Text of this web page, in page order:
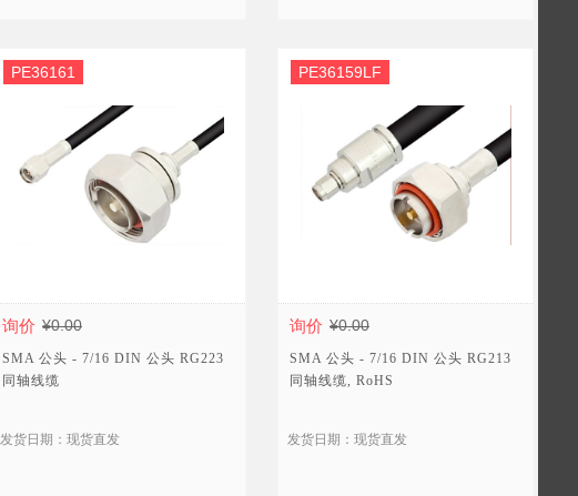
询价 ¥0.00
PE36161
SMA 公头 - 7/16 DIN 公头 RG223
同轴线缆
发货日期：现货直发
询价 ¥0.00
PE36159LF
SMA 公头 - 7/16 DIN 公头 RG213
同轴线缆, RoHS
发货日期：现货直发